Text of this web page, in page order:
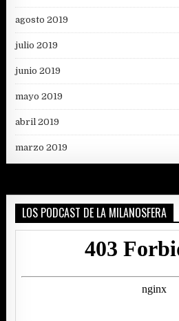
agosto 2019
julio 2019
junio 2019
mayo 2019
abril 2019
marzo 2019
LOS PODCAST DE LA MILANOSFERA